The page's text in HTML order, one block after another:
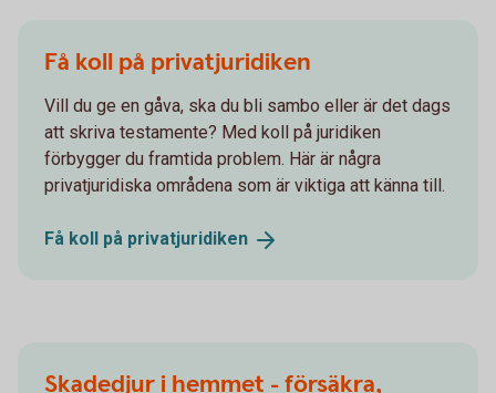
Få koll på privatjuridiken
Vill du ge en gåva, ska du bli sambo eller är det dags
att skriva testamente? Med koll på juridiken
förbygger du framtida problem. Här är några
privatjuridiska områdena som är viktiga att känna till.
Få koll på privatjuridiken
Skadedjur i hemmet - försäkra,